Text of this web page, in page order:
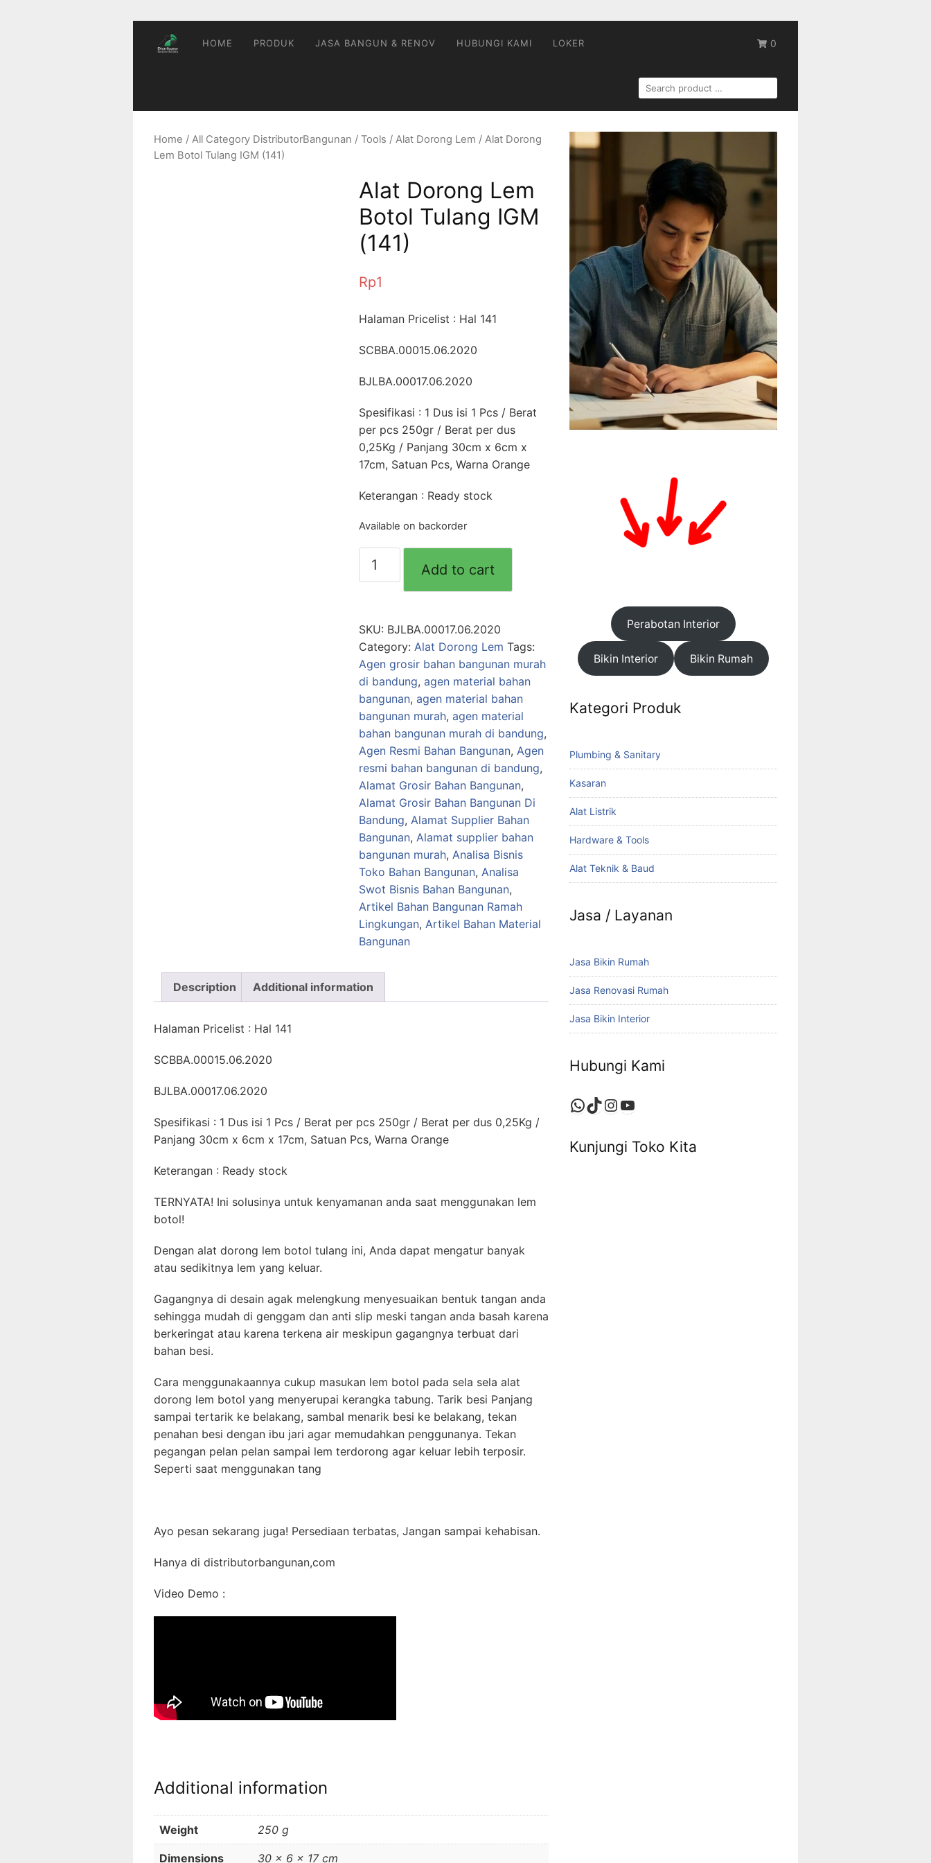
0
HOME PRODUK JASA BANGUN & RENOV HUBUNGI KAMI LOKER
SEARCH
FOR:
Home / All Category DistributorBangunan / Tools / Alat Dorong Lem / Alat Dorong
Lem Botol Tulang IGM (141)
Alat Dorong Lem
Botol Tulang IGM
(141)
Rp1
Halaman Pricelist : Hal 141
SCBBA.00015.06.2020
BJLBA.00017.06.2020
Spesifikasi : 1 Dus isi 1 Pcs / Berat
per pcs 250gr / Berat per dus
0,25Kg / Panjang 30cm x 6cm x
17cm, Satuan Pcs, Warna Orange
Keterangan : Ready stock
Available on backorder
Dorong
Tulang
IGM
(141)
quantity
Add to cart
SKU: BJLBA.00017.06.2020
Category: Alat Dorong Lem Tags:
Agen grosir bahan bangunan murah
di bandung,agen material bahan
bangunan,agen material bahan
bangunan murah,agen material
bahan bangunan murah di bandung,
Agen Resmi Bahan Bangunan, Agen
resmi bahan bangunan di bandung,
Alamat Grosir Bahan Bangunan,
Alamat Grosir Bahan Bangunan Di
Bandung, Alamat Supplier Bahan
Bangunan, Alamat supplier bahan
bangunan murah, Analisa Bisnis
Toko Bahan Bangunan, Analisa
Swot Bisnis Bahan Bangunan,
Artikel Bahan Bangunan Ramah
Lingkungan, Artikel Bahan Material
Bangunan
Description Additional information
Halaman Pricelist : Hal 141
SCBBA.00015.06.2020
BJLBA.00017.06.2020
Spesifikasi : 1 Dus isi 1 Pcs / Berat per pcs 250gr / Berat per dus 0,25Kg /
Panjang 30cm x 6cm x 17cm, Satuan Pcs, Warna Orange
Keterangan : Ready stock
TERNYATA! Ini solusinya untuk kenyamanan anda saat menggunakan lem
botol!
Dengan alat dorong lem botol tulang ini, Anda dapat mengatur banyak
atau sedikitnya lem yang keluar.
Gagangnya di desain agak melengkung menyesuaikan bentuk tangan anda
sehingga mudah di genggam dan anti slip meski tangan anda basah karena
berkeringat atau karena terkena air meskipun gagangnya terbuat dari
bahan besi.
Cara menggunakaannya cukup masukan lem botol pada sela sela alat
dorong lem botol yang menyerupai kerangka tabung. Tarik besi Panjang
sampai tertarik ke belakang, sambal menarik besi ke belakang, tekan
penahan besi dengan ibu jari agar memudahkan penggunanya. Tekan
pegangan pelan pelan sampai lem terdorong agar keluar lebih terposir.
Seperti saat menggunakan tang
Ayo pesan sekarang juga! Persediaan terbatas, Jangan sampai kehabisan.
Hanya di distributorbangunan,com
Video Demo :
Additional information
Weight 250 g
Dimensions 30 × 6 × 17 cm
Perabotan Interior
Bikin Interior Bikin Rumah
Kategori Produk
Plumbing & Sanitary
Kasaran
Alat Listrik
Hardware & Tools
Alat Teknik & Baud
Jasa / Layanan
Jasa Bikin Rumah
Jasa Renovasi Rumah
Jasa Bikin Interior
Hubungi Kami
WhatsApp
TikTok
Instagram
YouTube
Kunjungi Toko Kita